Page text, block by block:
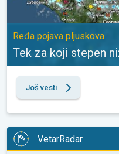
Ređa pojava pljuskova
Tek za koji stepen
Još vesti
VetarRadar